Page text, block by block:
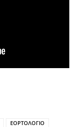
ΕΟΡΤΟΛΟΓΙΟ